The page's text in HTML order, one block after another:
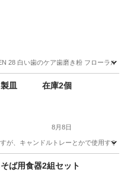
28 白い歯のケア歯磨き粉 フローラル
よろしくお願いします
製皿 在庫2個
8月8日
が、キャンドルトレーとかで使用する
他 灰皿
ば用食器2組セット